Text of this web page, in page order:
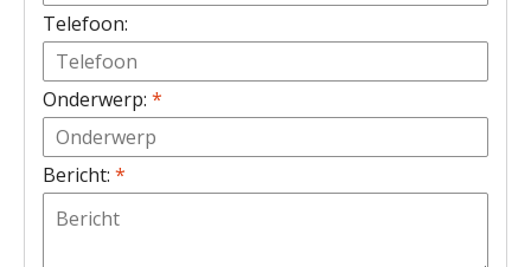
Telefoon:
Onderwerp: *
Bericht: *